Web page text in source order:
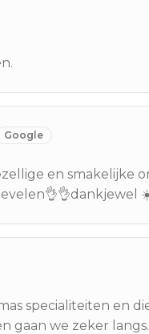
Google
en smakelijke
specialiteiten en
gaan we zeker langs.